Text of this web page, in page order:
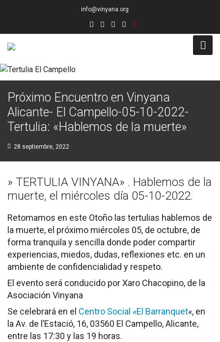
info@vinyana.org
Acceso
Conócenos
Socios Fundadores
Junta Directiva
Docentes
Socios Colaboradores
Colaboramos con
Formaciones
Nuestra propuesta de formación
Realizadas
Próximo Encuentro en Vinyana
Alicante- El Campello-05-10-2022-
Tertulia: «Hablemos de la muerte»
28 septiembre, 2022
» TERTULIA VINYANA» . Hablemos de la
muerte, el miércoles día 05-10-2022.
Retomamos en este Otoño las tertulias hablemos de
la muerte, el próximo miércoles 05, de octubre, de
forma tranquila y sencilla donde poder compartir
experiencias, miedos, dudas, reflexiones etc. en un
ambiente de confidencialidad y respeto.
El evento será conducido por Xaro Chacopino, de la
Asociación Vinyana
Se celebrará en el Centro Social «El Barranquet«, en
la Av. de l’Estació, 16, 03560 El Campello, Alicante,
entre las 17:30 y las 19 horas.